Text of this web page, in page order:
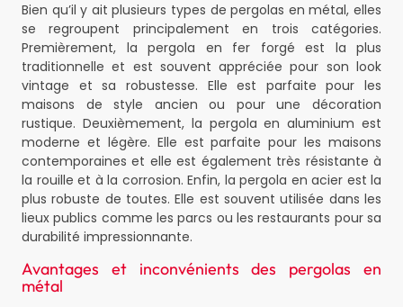
Bien qu’il y ait plusieurs types de pergolas en métal, elles
se regroupent principalement en trois catégories.
Premièrement, la pergola en fer forgé est la plus
traditionnelle et est souvent appréciée pour son look
vintage et sa robustesse. Elle est parfaite pour les
maisons de style ancien ou pour une décoration
rustique. Deuxièmement, la pergola en aluminium est
moderne et légère. Elle est parfaite pour les maisons
contemporaines et elle est également très résistante à
la rouille et à la corrosion. Enfin, la pergola en acier est la
plus robuste de toutes. Elle est souvent utilisée dans les
lieux publics comme les parcs ou les restaurants pour sa
durabilité impressionnante.
Avantages et inconvénients des pergolas en
métal